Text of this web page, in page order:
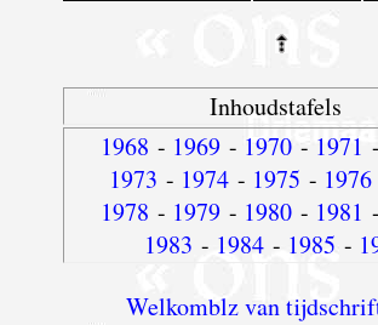
Inhoudstafels
1968 - 1969- 1970- 1971 -
1973 - 1974- 1975 - 1976
1978 - 1979- 1980- 1981 -
1983 - 1984 - 1985 -
Welkomblz van